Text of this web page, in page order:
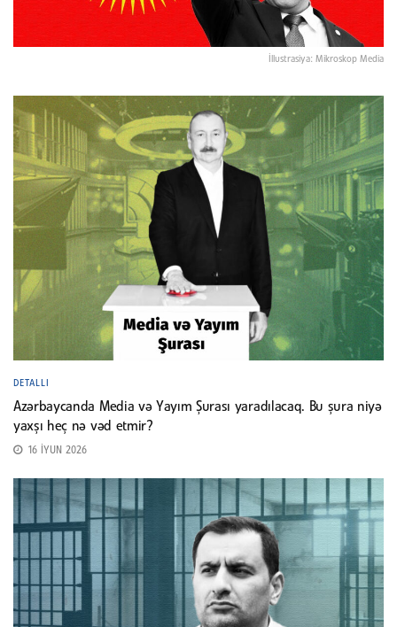
İllustrasiya: Mikroskop Media
DETALLI
Azərbaycanda Media və Yayım Şurası yaradılacaq. Bu şura niyə
yaxşı heç nə vəd etmir?
16 İYUN 2026